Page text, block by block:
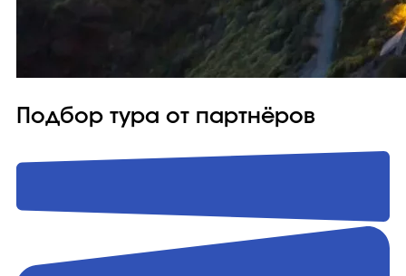
Подбор тура от партнёров